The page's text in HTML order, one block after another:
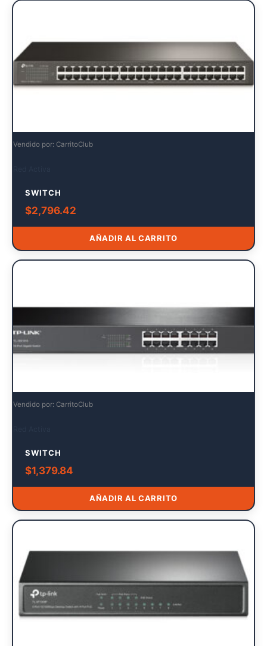
Vendido por: CarritoClub
SWITCH
$2,796.42
AÑADIR AL CARRITO
Vendido por: CarritoClub
SWITCH
$1,379.84
AÑADIR AL CARRITO